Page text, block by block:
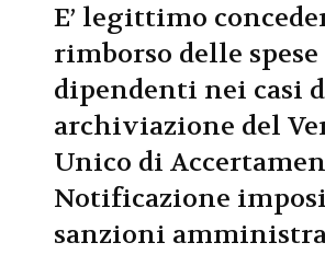
E’ legittimo
rimborso delle
dipendenti nei casi
archiviazione del
Unico di
Notificazione
sanzioni